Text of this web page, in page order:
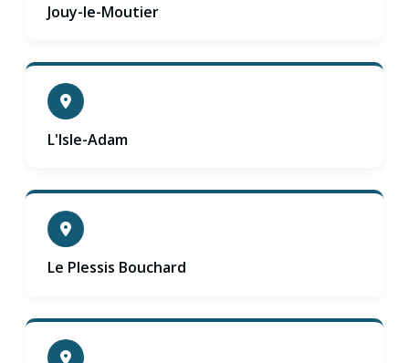
Jouy-le-Moutier
L'Isle-Adam
Le Plessis Bouchard